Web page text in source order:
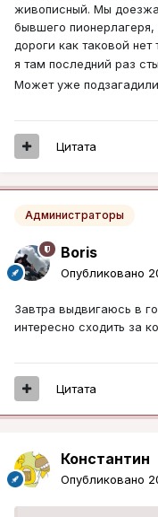
живописный. Мы
бывшего
дороги как таковой
я там последний раз
Может уже
Цитата
Администраторы
Boris
Опубликовано
Завтра выдвигаюсь в
интересно сходить за
Цитата
Константин
Опубликовано